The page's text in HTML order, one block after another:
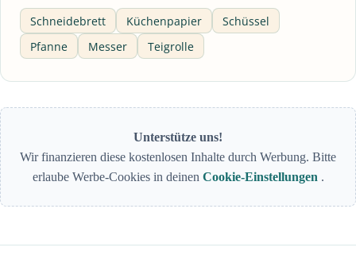
Schneidebrett Küchenpapier
Schüssel
Pfanne
Messer Teigrolle
Unterstütze uns!
Wir finanzieren diese kostenlosen Inhalte durch Werbung. Bitte
erlaube Werbe-Cookies in deinen Cookie-Einstellungen .